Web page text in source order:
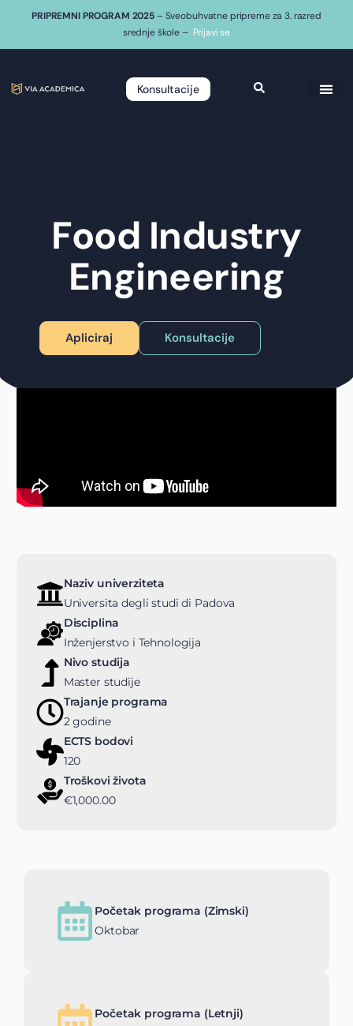
PRIPREMNI PROGRAM 2025 – Sveobuhvatne pripreme za 3. razred
srednje škole – Prijavi se
Konsultacije
Food Industry
Engineering
Apliciraj Konsultacije
Naziv univerziteta
Universita degli studi di Padova
Disciplina
Inženjerstvo i Tehnologija
Nivo studija
Master studije
Trajanje programa
2 godine
ECTS bodovi
120
Troškovi života
€1,000.00
Početak programa (Zimski)
Oktobar
Početak programa (Letnji)